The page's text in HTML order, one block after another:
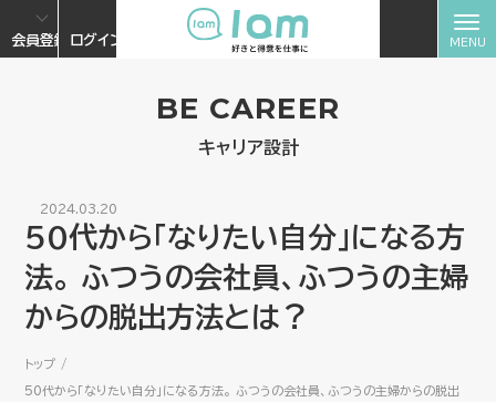
会員登録 ログイン
BE CAREER
キャリア設計
2024.03.20
50代から「なりたい自分」になる方
法。 ふつうの会社員、ふつうの主婦
からの脱出方法とは？
トップ
50代から「なりたい自分」になる方法。 ふつうの会社員、ふつうの主婦からの脱出